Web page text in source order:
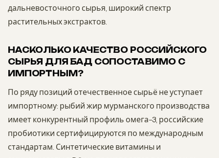
дальневосточного сырья, широкий спектр
растительных экстрактов.
НАСКОЛЬКО КАЧЕСТВО РОССИЙСКОГО
СЫРЬЯ ДЛЯ БАД СОПОСТАВИМО С
ИМПОРТНЫМ?
По ряду позиций отечественное сырьё не уступает
импортному: рыбий жир мурманского производства
имеет конкурентный профиль омега-3, российские
пробиотики сертифицируются по международным
стандартам. Синтетические витамины и